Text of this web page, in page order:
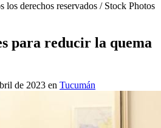
derechos reservados / Stock Photos
para reducir la quema
de 2023 en Tucumán